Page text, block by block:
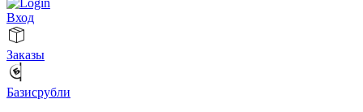
Вход
Заказы
Базисрубли